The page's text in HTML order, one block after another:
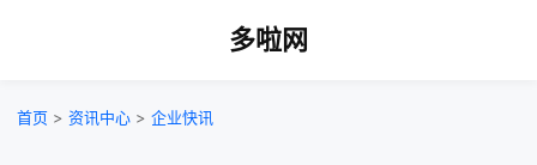
多啦网
首页 > 资讯中心 > 企业快讯